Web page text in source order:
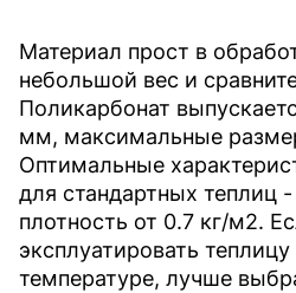
Материал прост в
небольшой вес и
Поликарбонат
мм, максимальные
Оптимальные
для стандартных
плотность от 0.7 кг/м2.
эксплуатировать
температуре, лучше